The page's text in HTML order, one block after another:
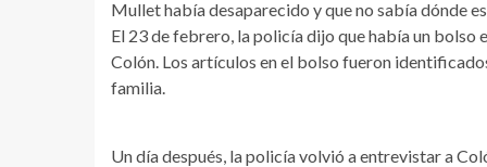
Mullet había desaparecido y que no sabía dónde
El 23 de febrero, la policía dijo que había un bolso
Colón. Los artículos en el bolso fueron
familia.
Un día después, la policía volvió a entrevistar a